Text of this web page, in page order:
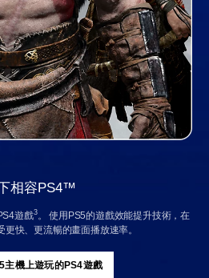
相容PS4™
遊戲3。 使用PS5的遊戲效能提升技術，在
快、更流暢的畫面播放速率。
主機上遊玩的PS4遊戲